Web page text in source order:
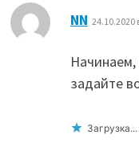
NN 24.10.2020
задайте
Загрузка...